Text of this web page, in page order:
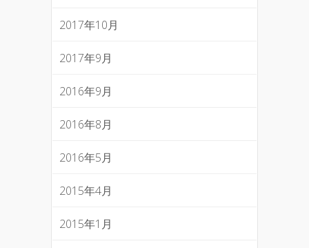
2017年10月
2017年9月
2016年9月
2016年8月
2016年5月
2015年4月
2015年1月